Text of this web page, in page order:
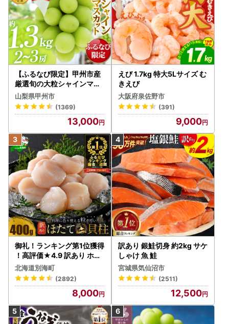
【ふるなび限定】甲州市産
厳選旬の大粒シャインマス
カット 約1.3kg 2～3房【2
026年発送】（MG）B12-
472 FN-Limited-VO シャ
インマスカット フルーツ
山梨県甲州市
(1369)
13,000
えび 1.7kg 特大5Lサイズ む
きえび
大阪府泉佐野市
(391)
9,000
御礼！ランキング第1位獲得
！高評価★4.9 訳あり ホタ
テ 400g（ほたて 帆立 貝柱
冷凍 ）
北海道別海町
(2892)
8,000
訳あり 銀鮭切身 約2kg サケ
しゃけ 魚 鮭
宮城県気仙沼市
(2511)
12,500